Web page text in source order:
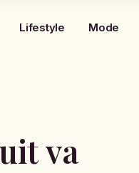
Lifestyle Mode
va